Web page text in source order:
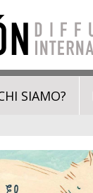
SIAMO?